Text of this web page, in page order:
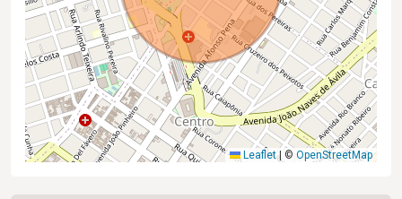
Leaflet | © OpenStreetMap